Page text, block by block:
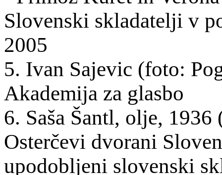
Slovenski skladatelji v
2005
5. Ivan Sajevic (foto:
Akademija za glasbo
6. Saša Šantl, olje,
Osterčevi dvorani
upodobljeni slovenski